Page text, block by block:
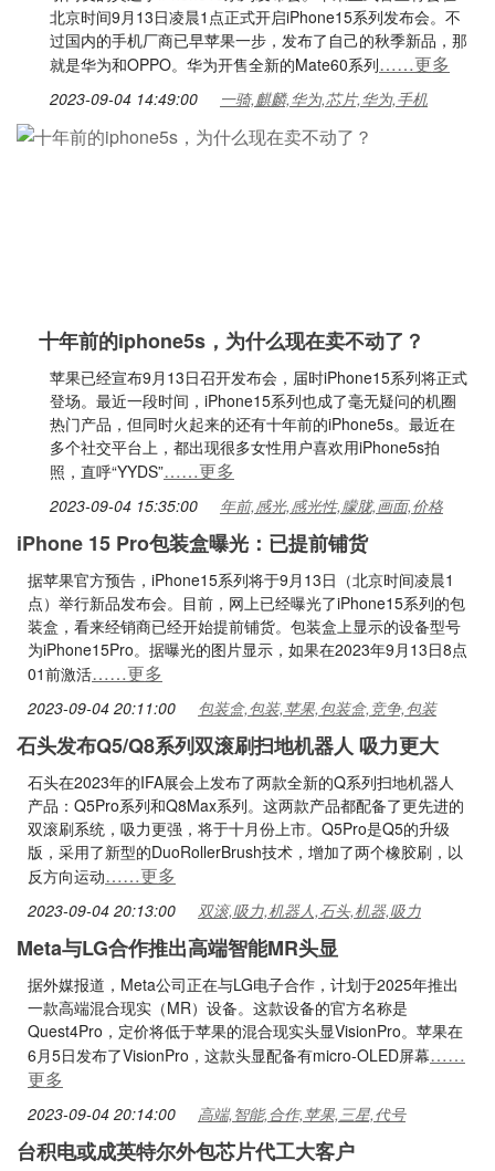
北京时间9月13日凌晨1点正式开启iPhone15系列发布会。不
过国内的手机厂商已早苹果一步，发布了自己的秋季新品，那
就是华为和OPPO。华为开售全新的Mate60系列……更多
2023-09-04 14:49:00 一骑,麒麟,华为,芯片,华为,手机
十年前的iphone5s，为什么现在卖不动了？
苹果已经宣布9月13日召开发布会，届时iPhone15系列将正式
登场。最近一段时间，iPhone15系列也成了毫无疑问的机圈
热门产品，但同时火起来的还有十年前的iPhone5s。最近在
多个社交平台上，都出现很多女性用户喜欢用iPhone5s拍
照，直呼“YYDS”……更多
2023-09-04 15:35:00 年前,感光,感光性,朦胧,画面,价格
iPhone 15 Pro包装盒曝光：已提前铺货
据苹果官方预告，iPhone15系列将于9月13日（北京时间凌晨1
点）举行新品发布会。目前，网上已经曝光了iPhone15系列的包
装盒，看来经销商已经开始提前铺货。包装盒上显示的设备型号
为iPhone15Pro。据曝光的图片显示，如果在2023年9月13日8点
01前激活……更多
2023-09-04 20:11:00 包装盒,包装,苹果,包装盒,竞争,包装
石头发布Q5/Q8系列双滚刷扫地机器人 吸力更大
石头在2023年的IFA展会上发布了两款全新的Q系列扫地机器人
产品：Q5Pro系列和Q8Max系列。这两款产品都配备了更先进的
双滚刷系统，吸力更强，将于十月份上市。Q5Pro是Q5的升级
版，采用了新型的DuoRollerBrush技术，增加了两个橡胶刷，以
反方向运动……更多
2023-09-04 20:13:00 双滚,吸力,机器人,石头,机器,吸力
Meta与LG合作推出高端智能MR头显
据外媒报道，Meta公司正在与LG电子合作，计划于2025年推出
一款高端混合现实（MR）设备。这款设备的官方名称是
Quest4Pro，定价将低于苹果的混合现实头显VisionPro。苹果在
6月5日发布了VisionPro，这款头显配备有micro-OLED屏幕……
更多
2023-09-04 20:14:00 高端,智能,合作,苹果,三星,代号
台积电或成英特尔外包芯片代工大客户